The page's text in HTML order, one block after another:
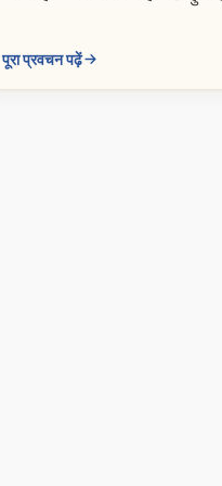
पूरा प्रवचन पढ़ें